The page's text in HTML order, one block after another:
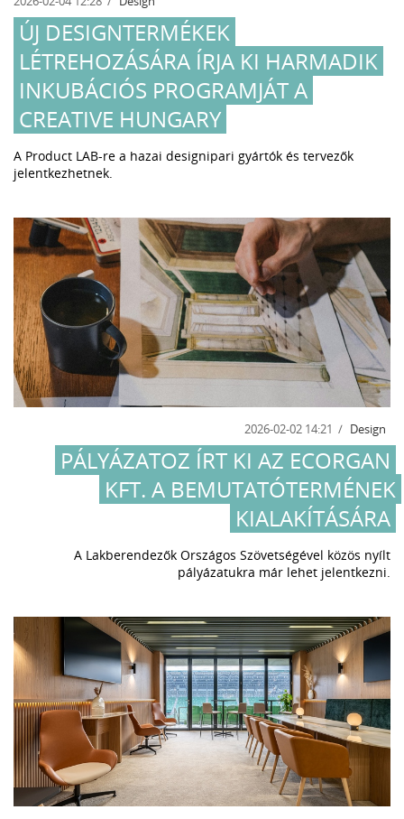
ÚJ DESIGNTERMÉKEK
LÉTREHOZÁSÁRA ÍRJA KI HARMADIK
INKUBÁCIÓS PROGRAMJÁT A
CREATIVE HUNGARY
A Product LAB-re a hazai designipari gyártók és tervezők
jelentkezhetnek.
2026-02-02 14:21 Design
PÁLYÁZATOZ ÍRT KI AZ ECORGAN
KFT. A BEMUTATÓTERMÉNEK
KIALAKÍTÁSÁRA
A Lakberendezők Országos Szövetségével közös nyílt
pályázatukra már lehet jelentkezni.